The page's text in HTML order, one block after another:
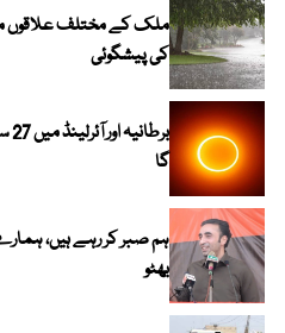
ملک کے مختلف علاقوں
کی پیشگوئی
گا
ہم صبر کر رہے ہیں،
بھٹو